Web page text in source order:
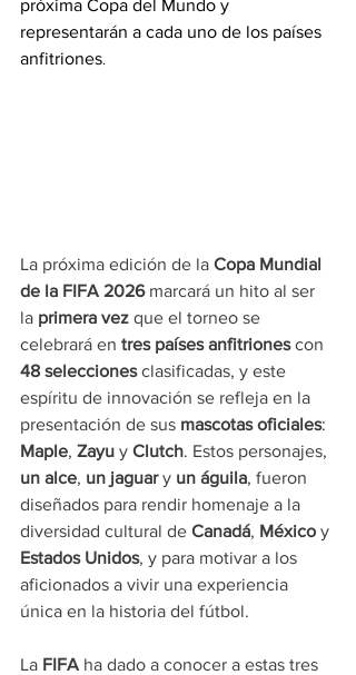
próxima Copa del Mundo y
representarán a cada uno de los países
anfitriones.
La próxima edición de la Copa Mundial
de la FIFA 2026 marcará un hito al ser
la primera vez que el torneo se
celebrará en tres países anfitriones con
48 selecciones clasificadas, y este
espíritu de innovación se refleja en la
presentación de sus mascotas oficiales:
Maple, Zayu y Clutch. Estos personajes,
un alce, un jaguar y un águila, fueron
diseñados para rendir homenaje a la
diversidad cultural de Canadá, México y
Estados Unidos, y para motivar a los
aficionados a vivir una experiencia
única en la historia del fútbol.
La FIFA ha dado a conocer a estas tres